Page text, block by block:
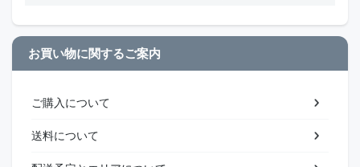
お買い物に関するご案内
ご購入について
送料について